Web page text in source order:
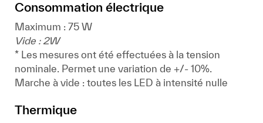
Consommation électrique
Maximum : 75 W
Vide : 2W
* Les mesures ont été effectuées à la tension
nominale. Permet une variation de +/- 10%.
Marche à vide : toutes les LED à intensité nulle
Thermique